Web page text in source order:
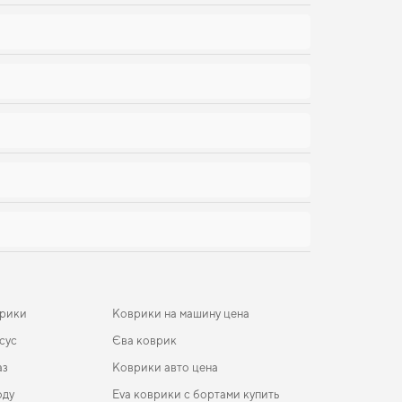
Коврики на машину цена
Єва коврик
Коврики авто цена
Eva коврики с бортами купить